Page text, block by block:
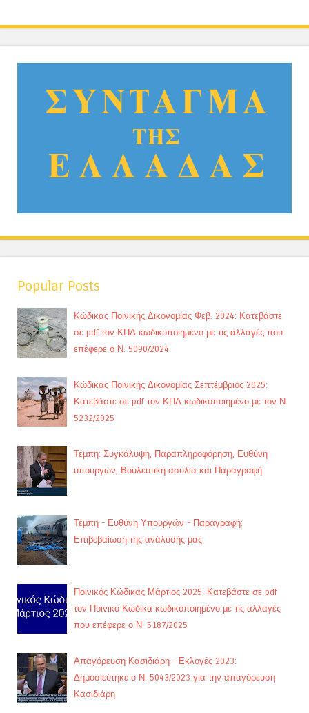
Popular Posts
Κώδικας Ποινικής Δικονομίας Φεβ. 2024: Κατεβάστε
σε pdf τον ΚΠΔ κωδικοποιημένο με τις αλλαγές που
επέφερε ο Ν. 5090/2024
Κώδικας Ποινικής Δικονομίας Σεπτέμβριος 2025:
Κατεβάστε σε pdf τον ΚΠΔ κωδικοποιημένο με τον Ν.
5232/2025
Τέμπη: Συγκάλυψη, Παραπληροφόρηση, Ευθύνη
υπουργών, Βουλευτική ασυλία και Παραγραφή
Τέμπη - Ευθύνη Υπουργών - Παραγραφή:
Επιβεβαίωση της ανάλυσής μας
Ποινικός Κώδικας Μάρτιος 2025: Κατεβάστε σε pdf
τον Ποινικό Κώδικα κωδικοποιημένο με τις αλλαγές
που επέφερε ο Ν. 5187/2025
Απαγόρευση Κασιδιάρη - Εκλογές 2023:
Δημοσιεύτηκε ο Ν. 5043/2023 για την απαγόρευση
Κασιδιάρη